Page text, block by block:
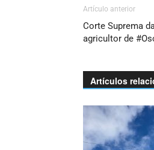
Artículo anterior
Corte Suprema
agricultor de
Artículos